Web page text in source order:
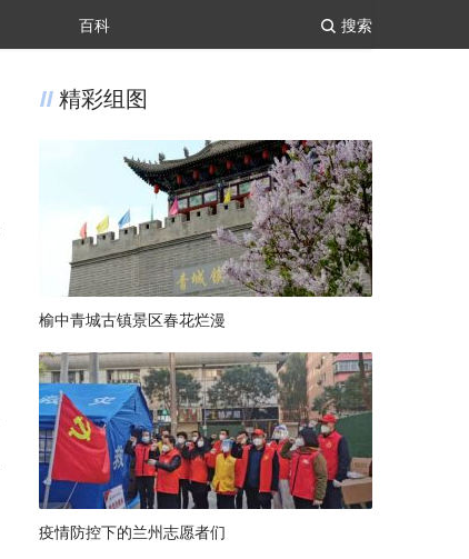
搜索
百科
精彩组图
榆中青城古镇景区春花烂漫
疫情防控下的兰州志愿者们